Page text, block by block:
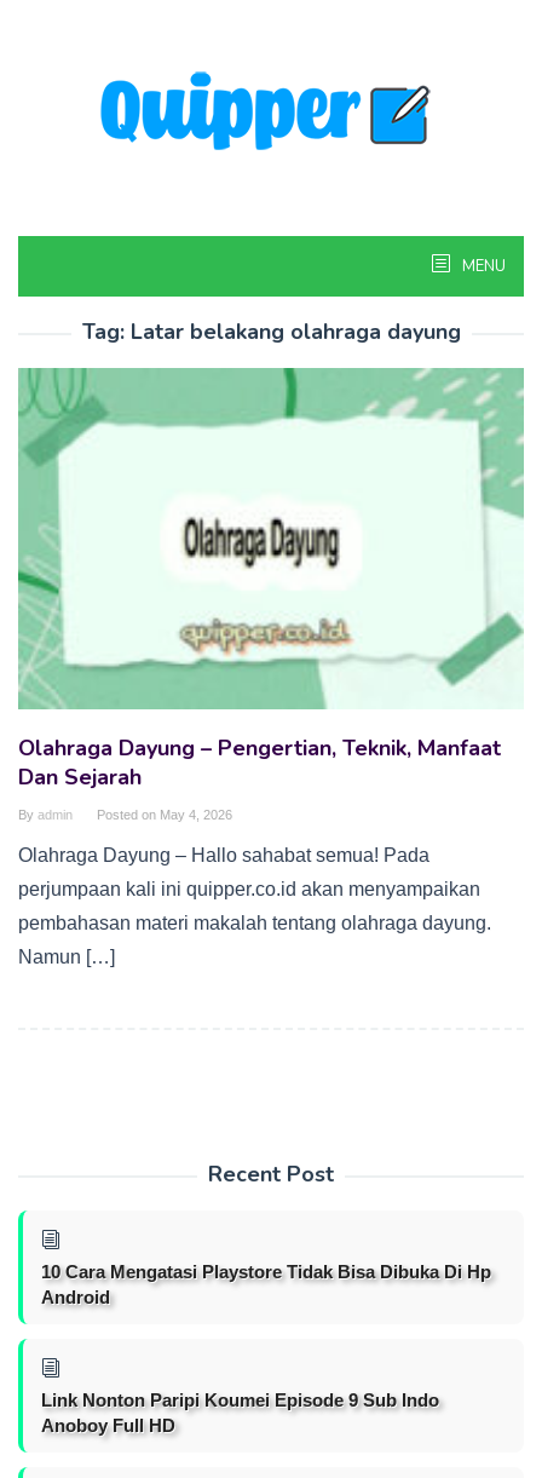
MENU
Tag: Latar belakang olahraga dayung
Olahraga Dayung – Pengertian, Teknik, Manfaat
Dan Sejarah
By admin Posted on May 4, 2026
Olahraga Dayung – Hallo sahabat semua! Pada
perjumpaan kali ini quipper.co.id akan menyampaikan
pembahasan materi makalah tentang olahraga dayung.
Namun […]
Recent Post
10 Cara Mengatasi Playstore Tidak Bisa Dibuka Di Hp
Android
Link Nonton Paripi Koumei Episode 9 Sub Indo
Anoboy Full HD